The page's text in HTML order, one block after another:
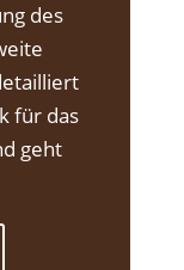
des
für das
geht